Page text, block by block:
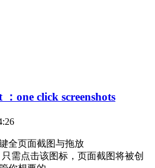
one click screenshots
全页面截图与拖放
需点击该图标，页面截图将被创